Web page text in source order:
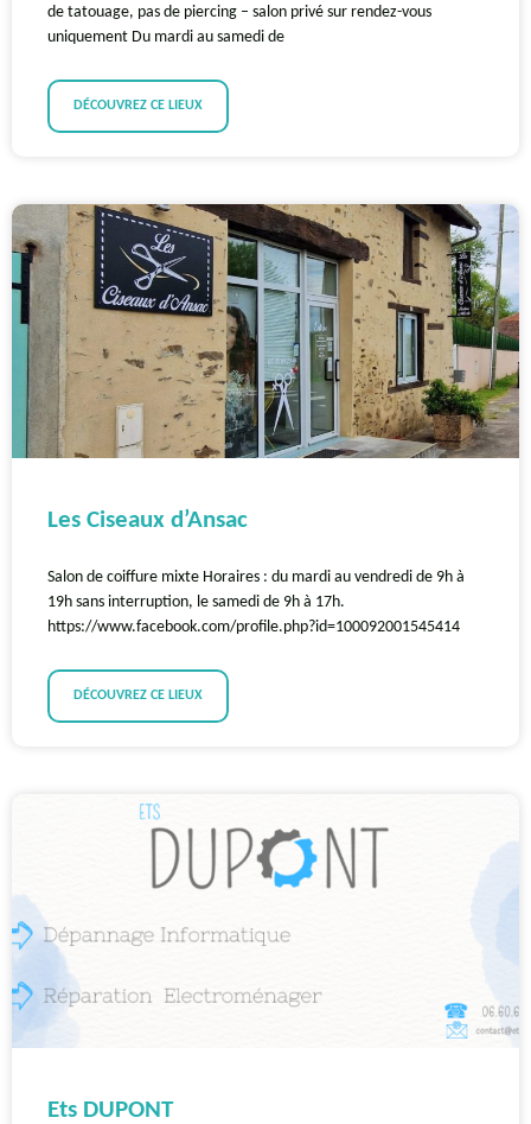
de tatouage, pas de piercing – salon privé sur rendez-vous
uniquement Du mardi au samedi de
DÉCOUVREZ CE LIEUX
Les Ciseaux d’Ansac
Salon de coiffure mixte Horaires : du mardi au vendredi de 9h à
19h sans interruption, le samedi de 9h à 17h.
https://www.facebook.com/profile.php?id=100092001545414
DÉCOUVREZ CE LIEUX
Ets DUPONT